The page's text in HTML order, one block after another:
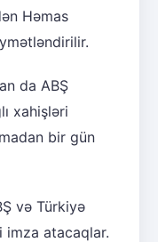
Həmas
da ABŞ
xahişləri
bir gün
və Türkiyə
imza atacaqlar.